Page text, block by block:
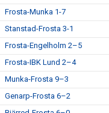
Frosta-Munka 1-7
Stanstad-Frosta 3-1
Frosta-Engelholm 2–5
Frosta-IBK Lund 2–4
Munka-Frosta 9–3
Genarp-Frosta 6–2